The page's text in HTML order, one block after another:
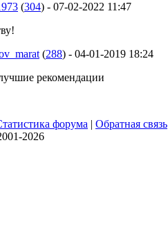
(304) - 07-02-2022 11:47
(288) - 04-01-2019 18:24
рекомендации
форума | Обратная связь
2026